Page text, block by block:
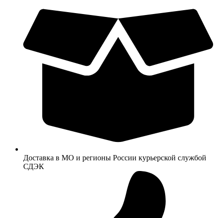
Доставка в МО и регионы России курьерской службой
СДЭК